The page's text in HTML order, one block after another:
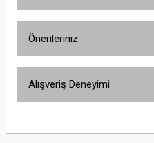
Önerileriniz
yetersiz gördüğünüz noktaları
Alışveriş Deneyimi